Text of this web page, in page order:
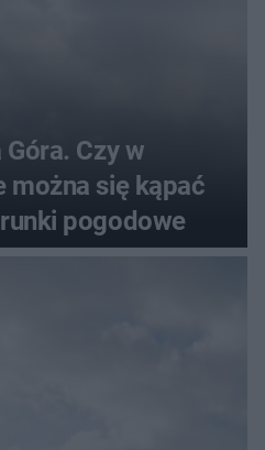
Czy w
można się kąpać
pogodowe